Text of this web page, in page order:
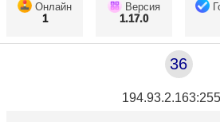
Онлайн
1
Версия
1.17.0
36